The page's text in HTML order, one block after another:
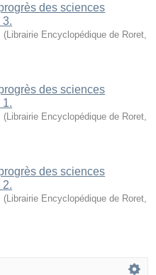
des sciences
3.
( Librairie Encyclopédique de Roret
des sciences
1.
( Librairie Encyclopédique de Roret
des sciences
2.
( Librairie Encyclopédique de Roret